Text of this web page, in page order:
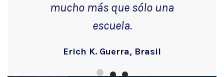
mucho más que sólo una
escuela.
Erich K. Guerra, Brasil